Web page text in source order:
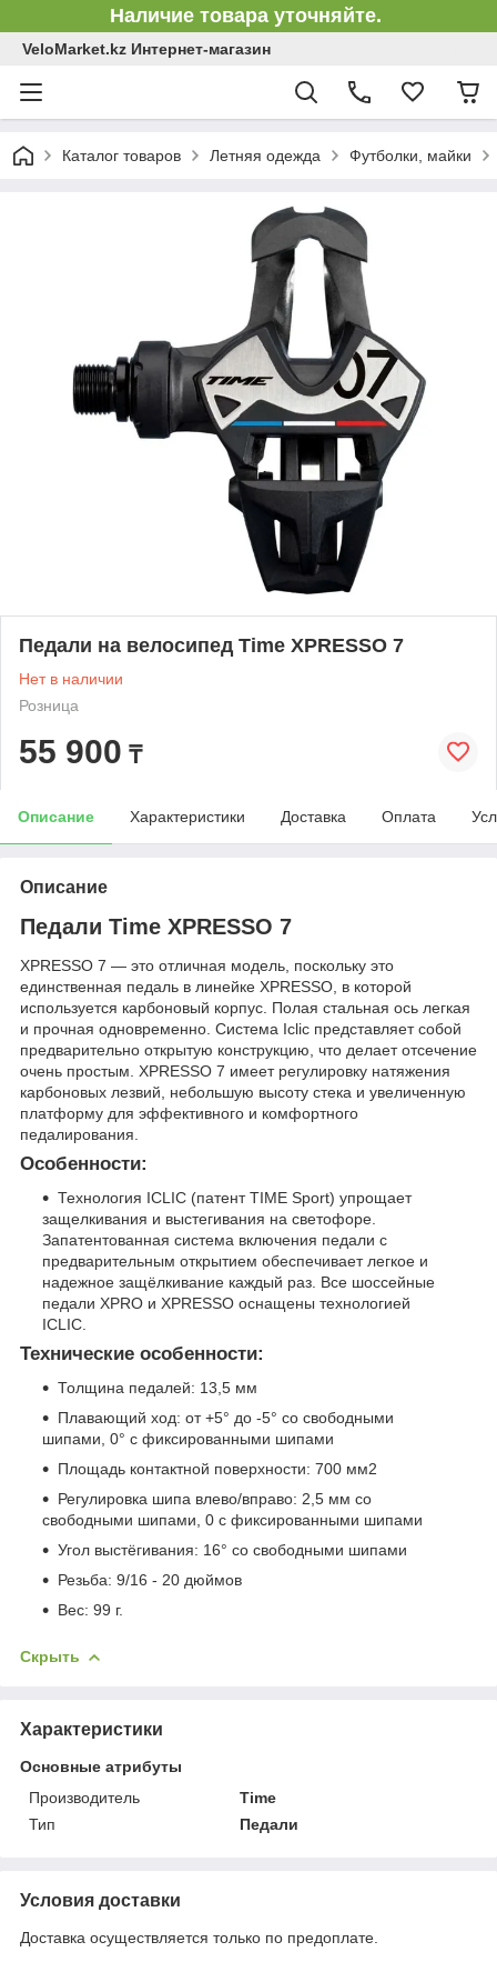
Наличие товара уточняйте.
VeloMarket.kz Интернет-магазин
Каталог товаров Летняя одежда Футболки, майки
Педали на велосипед Time XPRESSO 7
Нет в наличии
Розница
55 900 ₸
Описание Характеристики Доставка Оплата
Описание
Педали Time XPRESSO 7
XPRESSO 7 — это отличная модель, поскольку это
единственная педаль в линейке XPRESSO, в которой
используется карбоновый корпус. Полая стальная ось легкая
и прочная одновременно. Система Iclic представляет собой
предварительно открытую конструкцию, что делает отсечение
очень простым. XPRESSO 7 имеет регулировку натяжения
карбоновых лезвий, небольшую высоту стека и увеличенную
платформу для эффективного и комфортного
педалирования.
Особенности:
Технология ICLIC (патент TIME Sport) упрощает
защелкивания и выстегивания на светофоре.
Запатентованная система включения педали с
предварительным открытием обеспечивает легкое и
надежное защёлкивание каждый раз. Все шоссейные
педали XPRO и XPRESSO оснащены технологией
ICLIC.
Технические особенности:
Толщина педалей: 13,5 мм
Плавающий ход: от +5° до -5° со свободными
шипами, 0° с фиксированными шипами
Площадь контактной поверхности: 700 мм2
Регулировка шипа влево/вправо: 2,5 мм со
свободными шипами, 0 с фиксированными шипами
Угол выстёгивания: 16° со свободными шипами
Резьба: 9/16 - 20 дюймов
Вес: 99 г.
Скрыть
Характеристики
Основные атрибуты
Производитель
Time
Тип
Педали
Условия доставки
Доставка осуществляется только по предоплате.